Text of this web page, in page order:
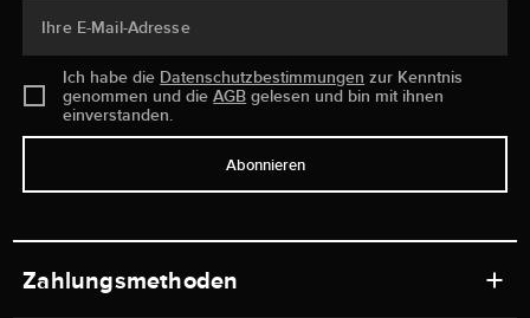
Ihre E-Mail-Adresse
Ich habe die Datenschutzbestimmungen zur Kenntnis
genommen und dieAGB gelesen und bin mit ihnen
einverstanden.
Abonnieren
Zahlungsmethoden